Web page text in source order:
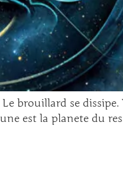
brouillard se
est la planete du